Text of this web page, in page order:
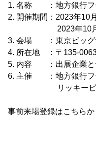
1. 名称 ：地方銀行フ
2. 開催期間：2023年10
2023年10月4日(
3. 会場 ：東京ビッグ
4. 所在地 ：〒135-
5. 内容 ：出展企業と
6. 主催 ：地方銀行フ
リッキービジネ
事前来場登録はこちら